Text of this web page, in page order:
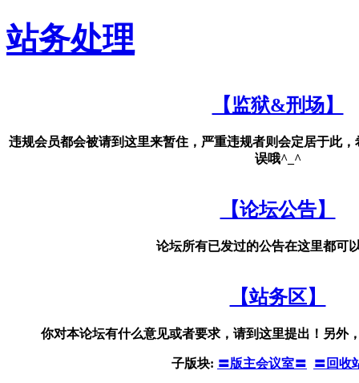
站务处理
【监狱&刑场】
违规会员都会被请到这里来暂住，严重违规者则会定居于此
误哦^_^
【论坛公告】
论坛所有已发过的公告在这里都可
【站务区】
你对本论坛有什么意见或者要求，请到这里提出！另外
子版块: 〓版主会议室〓 〓回收